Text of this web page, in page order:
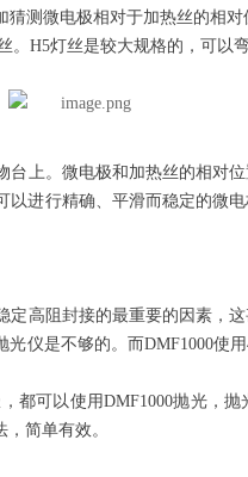
测微电极相对于加热丝的相对
。H5灯丝是较大规格的，可以
上。微电极和加热丝的相对位
以进行精确、平滑而稳定的微
阻封接的最重要的因素，这
光仪是不够的。而DMF1000使
都可以使用DMF1000抛光，
简单有效。